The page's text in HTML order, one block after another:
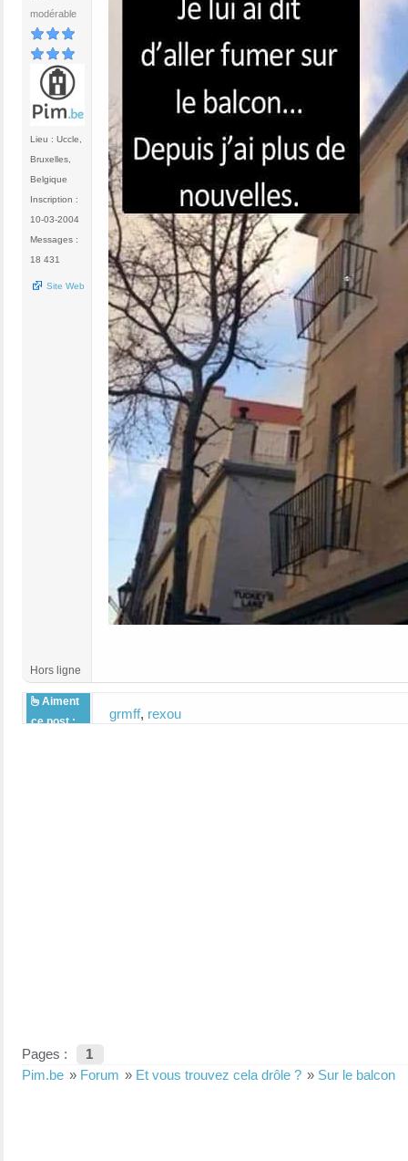
modérable
Lieu : Uccle,
Bruxelles,
Belgique
Inscription :
10-03-2004
Messages :
18 431
Site Web
Hors ligne
Aiment
ce post :
grmff, rexou
Pages :
1
Pim.be » Forum » Et vous trouvez cela drôle ? » Sur le balcon